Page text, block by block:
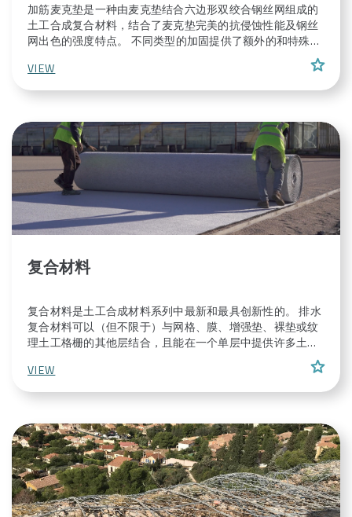
加筋麦克垫是一种由麦克垫结合六边形双绞合钢丝网组成的
土工合成复合材料，结合了麦克垫完美的抗侵蚀性能及钢丝
网出色的强度特点。 不同类型的加固提供了额外的和特殊的
性能。因此，这种复合材料可以表现非常高的拉伸强度和高
刚度（特别是与土钉方案结合），因此能够满足各种各样的
多功能任务。
VIEW star
复合材料
复合材料是土工合成材料系列中最新和最具创新性的。 排水
复合材料可以（但不限于）与网格、膜、增强垫、裸垫或纹
理土工格栅的其他层结合，且能在一个单层中提供许多土工
合成材料的性能。 因此，这种复合材料能够在施工过程中提
供相关的节省（时间、成本、效率），同时还可以降低对环
境的影响（例如通过减少二氧化碳排放）
VIEW star